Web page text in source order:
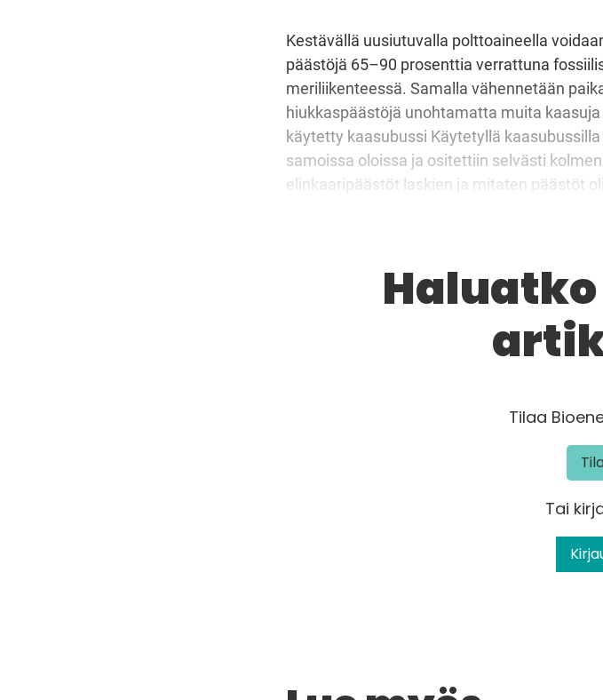
Kestävällä uusiutuvalla polttoaineella
päästöjä 65–90 prosenttia verrattuna
meriliikenteessä. Samalla vähennetään
hiukkaspäästöjä unohtamatta muita
käytetty kaasubussi Käytetyllä
samoissa oloissa ja ositettiin selvästi
elinkaaripäästöt laskien ja mitaten päästöt
Tilaa
Tai